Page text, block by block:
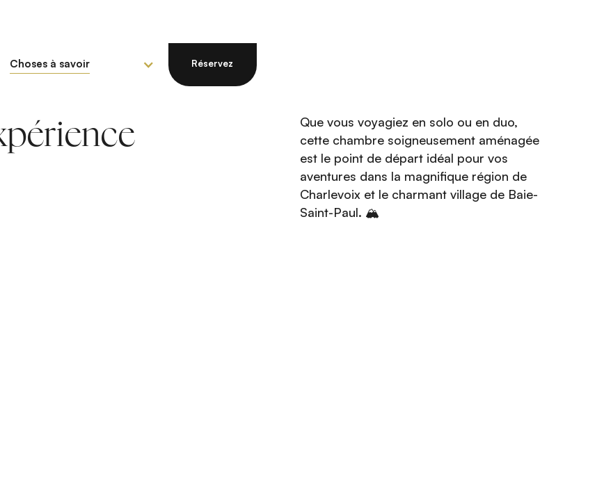
Choses à savoir Réservez
Que vous voyagiez en solo ou en duo,
cette chambre soigneusement aménagée
est le point de départ idéal pour vos
aventures dans la magnifique région de
Charlevoix et le charmant village de Baie-
Saint-Paul. 🏔️